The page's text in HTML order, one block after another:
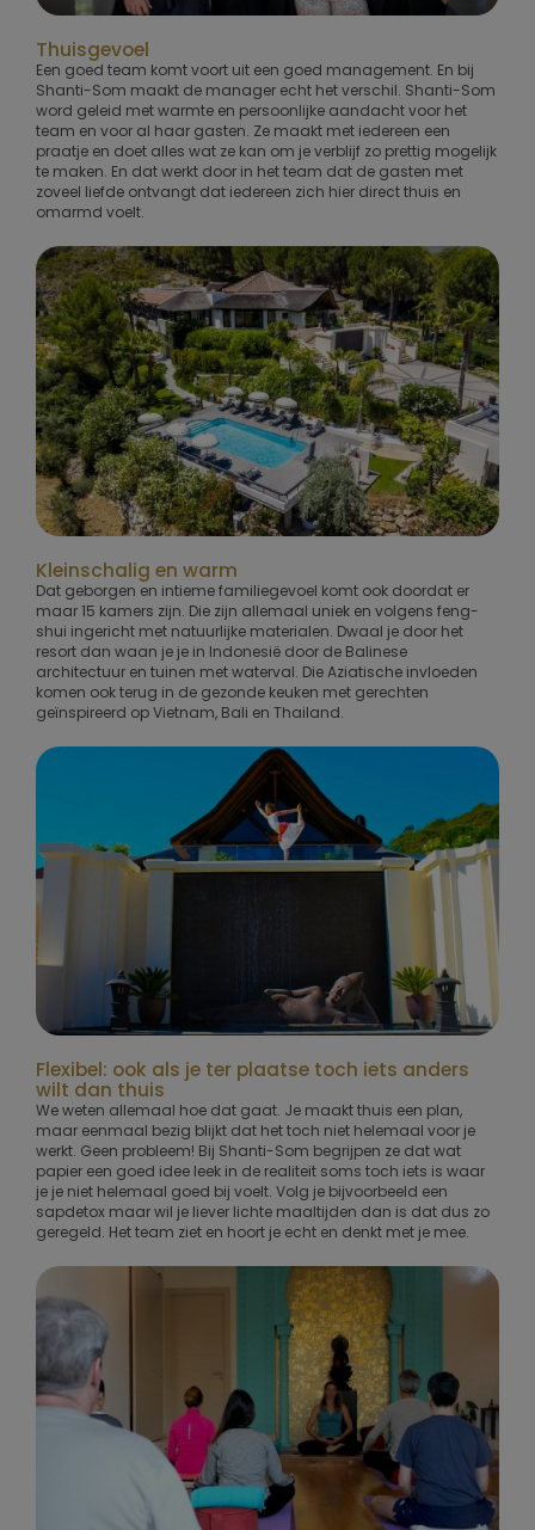
Thuisgevoel
Een goed team komt voort uit een goed management. En bij
Shanti-Som maakt de manager echt het verschil. Shanti-Som
word geleid met warmte en persoonlijke aandacht voor het
team en voor al haar gasten. Ze maakt met iedereen een
praatje en doet alles wat ze kan om je verblijf zo prettig mogelijk
te maken. En dat werkt door in het team dat de gasten met
zoveel liefde ontvangt dat iedereen zich hier direct thuis en
omarmd voelt.
Kleinschalig en warm
Dat geborgen en intieme familiegevoel komt ook doordat er
maar 15 kamers zijn. Die zijn allemaal uniek en volgens feng-
shui ingericht met natuurlijke materialen. Dwaal je door het
resort dan waan je je in Indonesië door de Balinese
architectuur en tuinen met waterval. Die Aziatische invloeden
komen ook terug in de gezonde keuken met gerechten
geïnspireerd op Vietnam, Bali en Thailand.
Flexibel: ook als je ter plaatse toch iets anders
wilt dan thuis
We weten allemaal hoe dat gaat. Je maakt thuis een plan,
maar eenmaal bezig blijkt dat het toch niet helemaal voor je
werkt. Geen probleem! Bij Shanti-Som begrijpen ze dat wat
papier een goed idee leek in de realiteit soms toch iets is waar
je je niet helemaal goed bij voelt. Volg je bijvoorbeeld een
sapdetox maar wil je liever lichte maaltijden dan is dat dus zo
geregeld. Het team ziet en hoort je echt en denkt met je mee.